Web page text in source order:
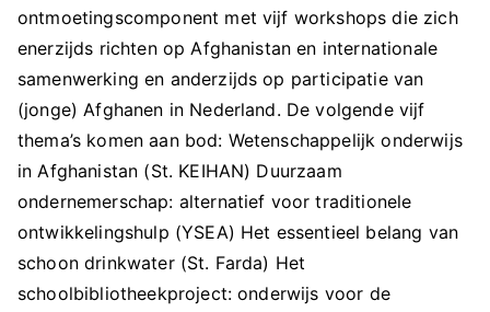
ontmoetingscomponent met vijf workshops die zich
enerzijds richten op Afghanistan en internationale
samenwerking en anderzijds op participatie van
(jonge) Afghanen in Nederland. De volgende vijf
thema’s komen aan bod: Wetenschappelijk onderwijs
in Afghanistan (St. KEIHAN) Duurzaam
ondernemerschap: alternatief voor traditionele
ontwikkelingshulp (YSEA) Het essentieel belang van
schoon drinkwater (St. Farda) Het
schoolbibliotheekproject: onderwijs voor de